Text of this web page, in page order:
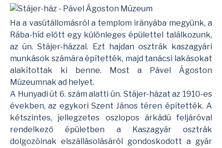
Ha a vasútállomásról a templom irányába megyünk, a
Rába-híd előtt egy különleges épülettel találkozunk,
az ún. Stájer-házzal. Ezt hajdan osztrák kaszagyári
munkások számára építették, majd tanácsi lakásokat
alakítottak ki benne. Most a Pável Ágoston
Múzeumnak ad helyet.
A Hunyadi út 6. szám alatti ún. Stájer-házat az 1910-es
években, az egykori Szent János téren építették. A
kétszintes, jellegzetes oszlopos árkádú feljáróval
rendelkező épületben a
Kaszagyár osztrák
dolgozóinak elszállásolásáról gondoskodott a gyár